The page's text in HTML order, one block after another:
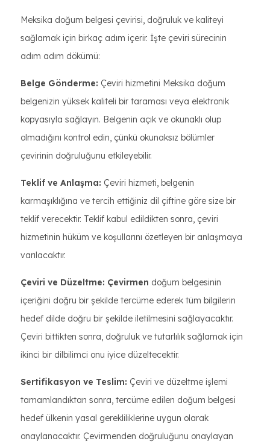
Meksika doğum belgesi çevirisi, doğruluk ve kaliteyi
sağlamak için birkaç adım içerir. İşte çeviri sürecinin
adım adım dökümü:
Belge Gönderme: Çeviri hizmetini Meksika doğum
belgenizin yüksek kaliteli bir taraması veya elektronik
kopyasıyla sağlayın. Belgenin açık ve okunaklı olup
olmadığını kontrol edin, çünkü okunaksız bölümler
çevirinin doğruluğunu etkileyebilir.
Teklif ve Anlaşma: Çeviri hizmeti, belgenin
karmaşıklığına ve tercih ettiğiniz dil çiftine göre size bir
teklif verecektir. Teklif kabul edildikten sonra, çeviri
hizmetinin hüküm ve koşullarını özetleyen bir anlaşmaya
varılacaktır.
Çeviri ve Düzeltme: Çevirmen doğum belgesinin
içeriğini doğru bir şekilde tercüme ederek tüm bilgilerin
hedef dilde doğru bir şekilde iletilmesini sağlayacaktır.
Çeviri bittikten sonra, doğruluk ve tutarlılık sağlamak için
ikinci bir dilbilimci onu iyice düzeltecektir.
Sertifikasyon ve Teslim: Çeviri ve düzeltme işlemi
tamamlandıktan sonra, tercüme edilen doğum belgesi
hedef ülkenin yasal gerekliliklerine uygun olarak
onaylanacaktır. Çevirmenden doğruluğunu onaylayan